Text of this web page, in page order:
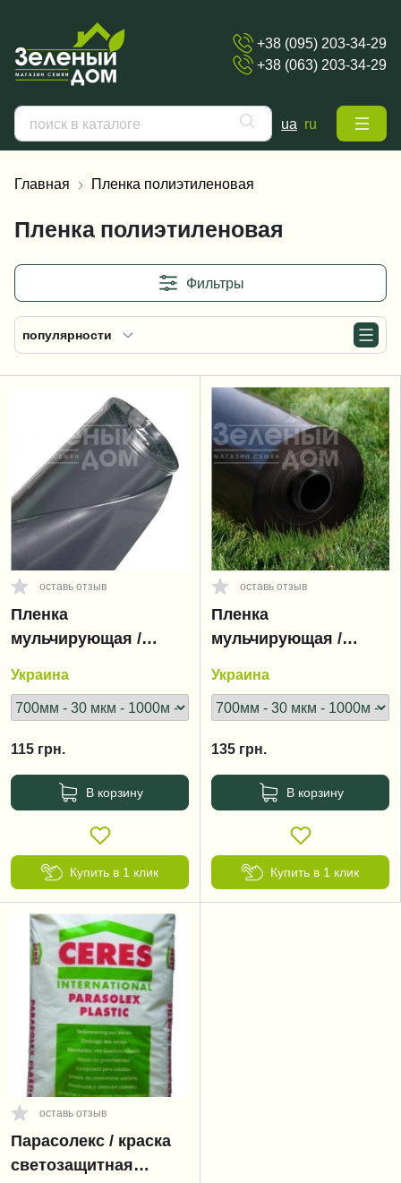
+38 (095) 203-34-29
+38 (063) 203-34-29
ua ru
Главная Пленка полиэтиленовая
Пленка полиэтиленовая
Фильтры
популярности
оставь отзыв
Пленка
мульчирующая /
Украина
115 грн.
В корзину
Купить в 1 клик
оставь отзыв
Пленка
мульчирующая /
Украина
135 грн.
В корзину
Купить в 1 клик
оставь отзыв
Парасолекс / краска
светозащитная